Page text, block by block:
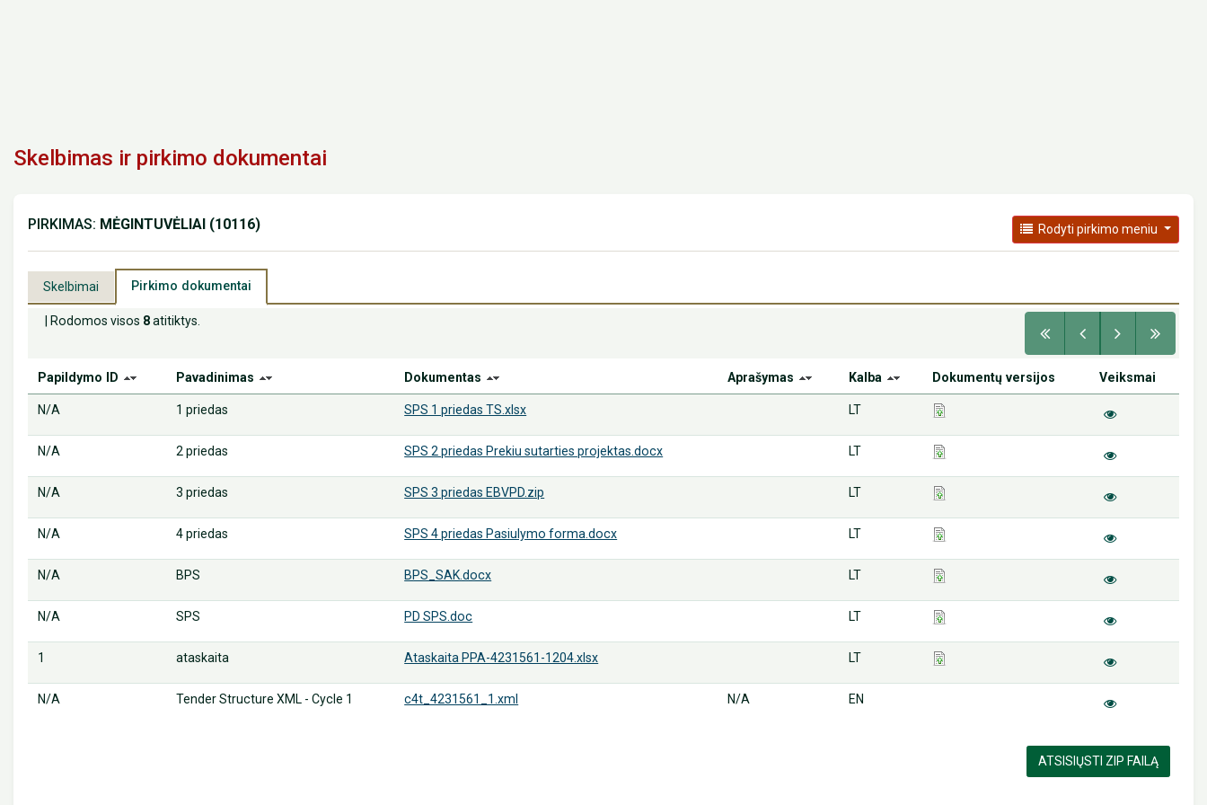
Skelbimas ir pirkimo dokumentai
PIRKIMAS: MĖGINTUVĖLIAI (10116) Rodyti pirkimo meniu
Skelbimai Pirkimo dokumentai
| Rodomos visos 8atitiktys.
Papildymo ID Pavadinimas Dokumentas Aprašymas Kalba Dokumentų versijos Veiksmai
N/A 1 priedas SPS 1 priedas TS.xlsx LT
N/A 2 priedas SPS 2 priedas Prekiu sutarties projektas.docx LT
N/A 3 priedas SPS 3 priedas EBVPD.zip LT
N/A 4 priedas SPS 4 priedas Pasiulymo forma.docx LT
N/A BPS BPS_SAK.docx LT
N/A SPS PD SPS.doc LT
1 ataskaita Ataskaita PPA-4231561-1204.xlsx LT
N/A Tender Structure XML - Cycle 1 c4t_4231561_1.xml N/A EN
ATSISIŲSTI ZIP FAILĄ